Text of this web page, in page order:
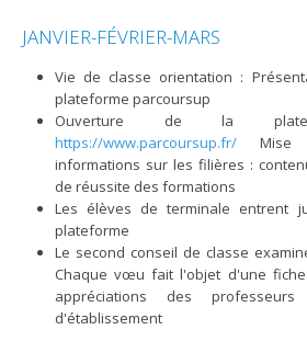
JANVIER-FÉVRIER-MARS
Vie de classe orientation :
plateforme parcoursup
Ouverture de la
https://www.parcoursup.fr/ Mise
informations sur les filières :
de réussite des formations
Les élèves de terminale entrent
plateforme
Le second conseil de classe
Chaque vœu fait l'objet d'une
appréciations des
d'établissement